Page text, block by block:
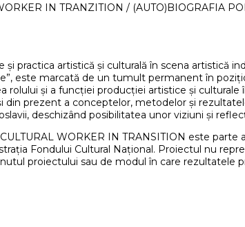
IN TRANZITION / (AUTO)BIOGRAFIA
practica artistică și culturală în scena artistică
este marcată de un tumult permanent în
și a funcției producției artistice și culturale
prezent a conceptelor, metodelor și
deschizând posibilitatea unor viziuni și
WORKER IN TRANSITION este parte
Fondului Cultural Național. Proiectul nu
proiectului sau de modul în care rezultatele